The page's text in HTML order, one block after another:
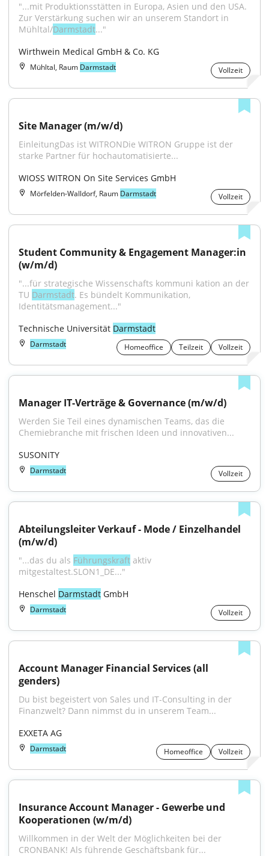
"...mit Produktionsstätten in Europa, Asien und den USA.
Zur Verstärkung suchen wir an unserem Standort in
Mühltal/Darmstadt..."
Wirthwein Medical GmbH & Co. KG
Mühltal, Raum Darmstadt Vollzeit
Site Manager (m/w/d)
EinleitungDas ist WITRONDie WITRON Gruppe ist der
starke Partner für hochautomatisierte...
WIOSS WITRON On Site Services GmbH
Mörfelden-Walldorf, Raum Darmstadt Vollzeit
Student Community & Engagement Manager:in
(w/m/d)
"...für strategische Wissenschafts kommuni kation an der
TU Darmstadt. Es bündelt Kommunikation,
Identitätsmanagement..."
Technische Universität Darmstadt
Darmstadt Homeoffice Teilzeit Vollzeit
Manager IT-Verträge & Governance (m/w/d)
Werden Sie Teil eines dynamischen Teams, das die
Chemiebranche mit frischen Ideen und innovativen...
SUSONITY
Darmstadt Vollzeit
Abteilungsleiter Verkauf - Mode / Einzelhandel
(m/w/d)
"...das du als Führungskraft aktiv
mitgestaltest.SLON1_DE..."
Henschel Darmstadt GmbH
Darmstadt Vollzeit
Account Manager Financial Services (all
genders)
Du bist begeistert von Sales und IT-Consulting in der
Finanzwelt? Dann nimmst du in unserem Team...
EXXETA AG
Darmstadt Homeoffice Vollzeit
Insurance Account Manager - Gewerbe und
Kooperationen (w/m/d)
Willkommen in der Welt der Möglichkeiten bei der
CRONBANK! Als führende Geschäftsbank für...